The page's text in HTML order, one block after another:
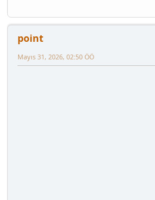
point
Mayıs 31, 2026, 02:50 ÖÖ